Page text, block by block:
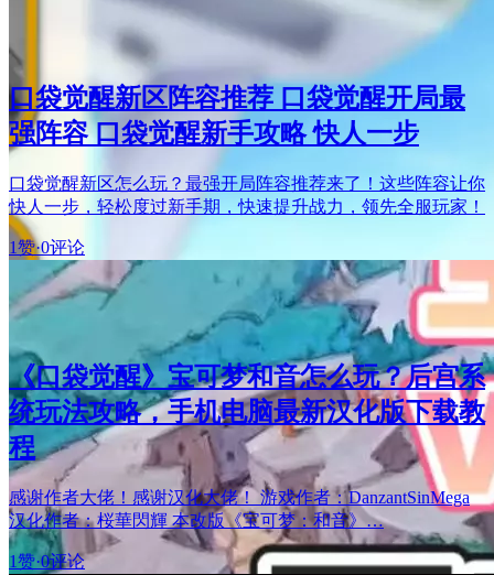
口袋觉醒新区阵容推荐 口袋觉醒开局最
强阵容 口袋觉醒新手攻略 快人一步
口袋觉醒新区怎么玩？最强开局阵容推荐来了！这些阵容让你
快人一步，轻松度过新手期，快速提升战力，领先全服玩家！
1赞·0评论
《口袋觉醒》宝可梦和音怎么玩？后宫系
统玩法攻略，手机电脑最新汉化版下载教
程
感谢作者大佬！感谢汉化大佬！ 游戏作者：DanzantSinMega
汉化作者：桜華閃輝 本改版《宝可梦：和音》…
1赞·0评论